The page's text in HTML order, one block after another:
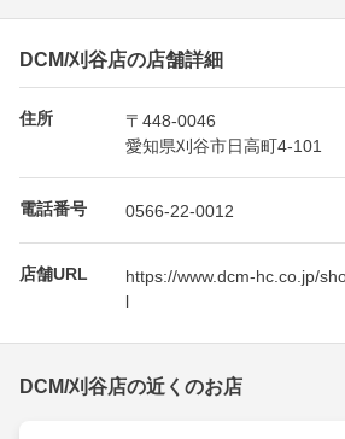
DCM/刈谷店の店舗詳細
住所
〒448-0046
愛知県刈谷市日高町4-101
電話番号 0566-22-0012
店舗URL
https://www.dcm-hc.co.jp/
l
DCM/刈谷店の近くのお店